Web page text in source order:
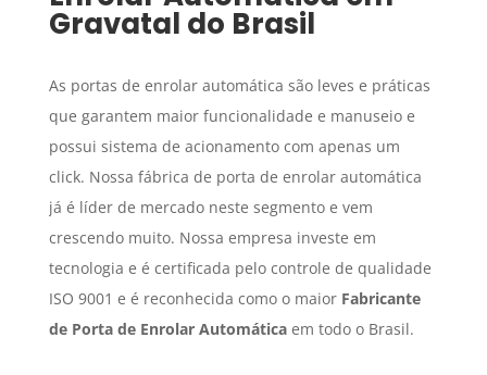
Gravatal do Brasil
As portas de enrolar automática são leves e práticas
que garantem maior funcionalidade e manuseio e
possui sistema de acionamento com apenas um
click. Nossa fábrica de porta de enrolar automática
já é líder de mercado neste segmento e vem
crescendo muito. Nossa empresa investe em
tecnologia e é certificada pelo controle de qualidade
ISO 9001 e é reconhecida como o maior Fabricante
de Porta de Enrolar Automáticaem todo o Brasil.